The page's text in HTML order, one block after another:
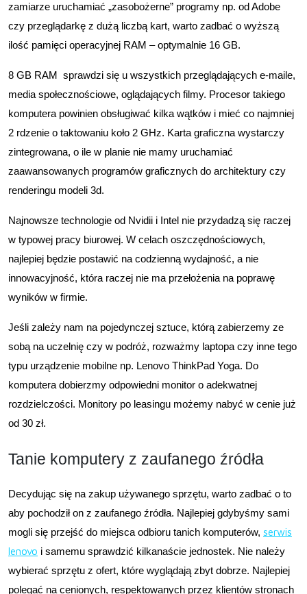
zamiarze uruchamiać „zasobożerne” programy np. od Adobe
czy przeglądarkę z dużą liczbą kart, warto zadbać o wyższą
ilość pamięci operacyjnej RAM – optymalnie 16 GB.
8 GB RAM sprawdzi się u wszystkich przeglądających e-maile,
media społecznościowe, oglądających filmy. Procesor takiego
komputera powinien obsługiwać kilka wątków i mieć co najmniej
2 rdzenie o taktowaniu koło 2 GHz. Karta graficzna wystarczy
zintegrowana, o ile w planie nie mamy uruchamiać
zaawansowanych programów graficznych do architektury czy
renderingu modeli 3d.
Najnowsze technologie od Nvidii i Intel nie przydadzą się raczej
w typowej pracy biurowej. W celach oszczędnościowych,
najlepiej będzie postawić na codzienną wydajność, a nie
innowacyjność, która raczej nie ma przełożenia na poprawę
wyników w firmie.
Jeśli zależy nam na pojedynczej sztuce, którą zabierzemy ze
sobą na uczelnię czy w podróż, rozważmy laptopa czy inne tego
typu urządzenie mobilne np. Lenovo ThinkPad Yoga. Do
komputera dobierzmy odpowiedni monitor o adekwatnej
rozdzielczości. Monitory po leasingu możemy nabyć w cenie już
od 30 zł.
Tanie komputery z zaufanego źródła
Decydując się na zakup używanego sprzętu, warto zadbać o to
aby pochodził on z zaufanego źródła. Najlepiej gdybyśmy sami
mogli się przejść do miejsca odbioru tanich komputerów, serwis
lenovo i samemu sprawdzić kilkanaście jednostek. Nie należy
wybierać sprzętu z ofert, które wyglądają zbyt dobrze. Najlepiej
polegać na cenionych, respektowanych przez klientów stronach